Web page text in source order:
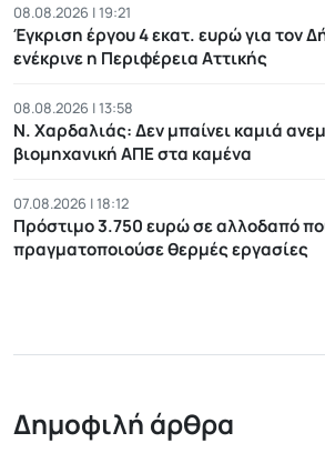
08.08.2026 | 19:21
Έγκριση έργου 4 εκατ. ευρώ για τον
ενέκρινε η Περιφέρεια Αττικής
08.08.2026 | 13:58
Ν. Χαρδαλιάς: Δεν μπαίνει καμιά
βιομηχανική ΑΠΕ στα καμένα
07.08.2026 | 18:12
Πρόστιμο 3.750 ευρώ σε αλλοδαπό
πραγματοποιούσε θερμές εργασίες
Δημοφιλή άρθρα